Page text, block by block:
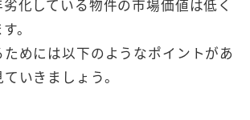
化している物件の市場価値は低く
。
めには以下のようなポイントがあ
いきましょう。